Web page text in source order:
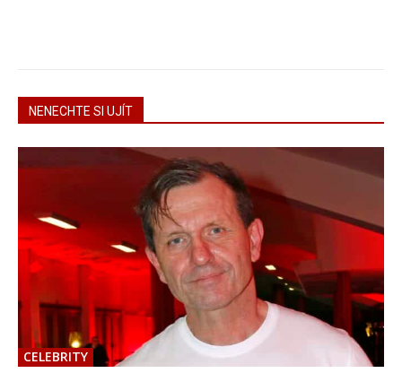
NENECHTE SI UJÍT
CELEBRITY